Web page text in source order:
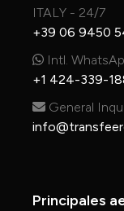
ITALY - 24/7
+39 06 9450
Intl.
+1 424-339-
General
Principales